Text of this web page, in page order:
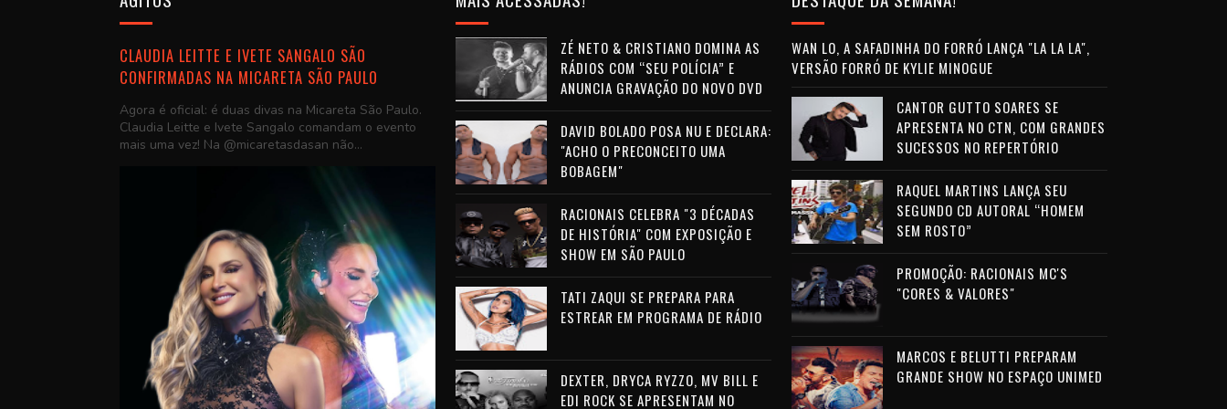
CLAUDIA LEITTE E IVETE SANGALO SÃO
CONFIRMADAS NA MICARETA SÃO PAULO
Agora é oficial: é duas divas na Micareta São Paulo.
Claudia Leitte e Ivete Sangalo comandam o evento
mais uma vez! Na @micaretasdasan não...
ZÉ NETO & CRISTIANO DOMINA AS
RÁDIOS COM “SEU POLÍCIA” E
ANUNCIA GRAVAÇÃO DO NOVO DVD
DAVID BOLADO POSA NU E DECLARA:
"ACHO O PRECONCEITO UMA
BOBAGEM"
RACIONAIS CELEBRA "3 DÉCADAS
DE HISTÓRIA" COM EXPOSIÇÃO E
SHOW EM SÃO PAULO
TATI ZAQUI SE PREPARA PARA
ESTREAR EM PROGRAMA DE RÁDIO
DEXTER, DRYCA RYZZO, MV BILL E
EDI ROCK SE APRESENTAM NO
WAN LO, A SAFADINHA DO FORRÓ LANÇA "LA LA LA",
VERSÃO FORRÓ DE KYLIE MINOGUE
CANTOR GUTTO SOARES SE
APRESENTA NO CTN, COM GRANDES
SUCESSOS NO REPERTÓRIO
RAQUEL MARTINS LANÇA SEU
SEGUNDO CD AUTORAL “HOMEM
SEM ROSTO”
PROMOÇÃO: RACIONAIS MC'S
"CORES & VALORES"
MARCOS E BELUTTI PREPARAM
GRANDE SHOW NO ESPAÇO UNIMED